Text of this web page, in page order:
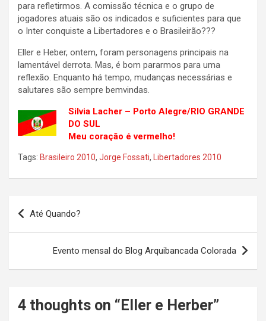
para refletirmos. A comissão técnica e o grupo de
jogadores atuais são os indicados e suficientes para que
o Inter conquiste a Libertadores e o Brasileirão???
Eller e Heber, ontem, foram personagens principais na
lamentável derrota. Mas, é bom pararmos para uma
reflexão. Enquanto há tempo, mudanças necessárias e
salutares são sempre bemvindas.
Silvia Lacher – Porto Alegre/RIO GRANDE
DO SUL
Meu coração é vermelho!
Tags: Brasileiro 2010, Jorge Fossati, Libertadores 2010
Navegação
de
Até Quando?
Evento mensal do Blog Arquibancada Colorada
4 thoughts on “ Eller e Herber”